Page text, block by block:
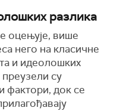
разлика
оцењује, више
него на класичне
и идеолошких
су
фактори, док се